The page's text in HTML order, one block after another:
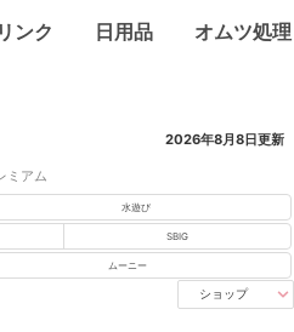
ンク 日用品 オムツ処理
2026年8月8日更新
ミアム
水遊び
SBIG
ムーニー
ショップ